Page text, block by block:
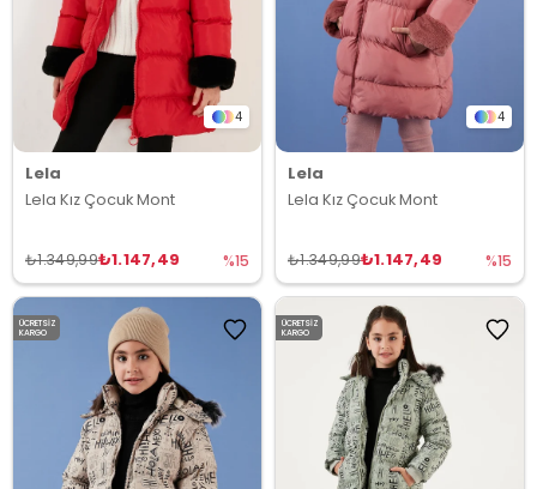
4
Lela
Lela Kız Çocuk Mont
₺1.147,49
₺1.349,99 %15
4
Lela
Lela Kız Çocuk Mont
₺1.147,49
₺1.349,99 %15
ÜCRETSIZ
KARGO
ÜCRETSIZ
KARGO